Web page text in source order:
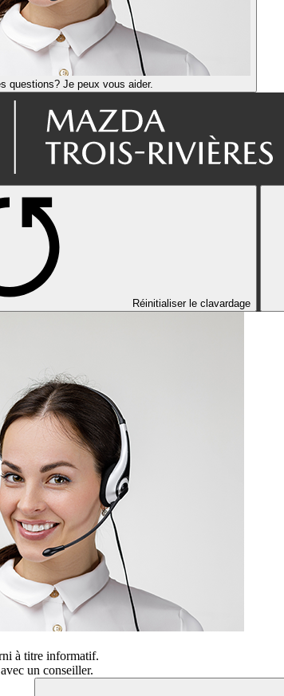
questions? Je peux vous aider.
Réinitialiser le clavardage
à titre informatif.
un conseiller.